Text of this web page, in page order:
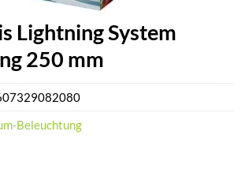
Lightning System
250 mm
Beleuchtung